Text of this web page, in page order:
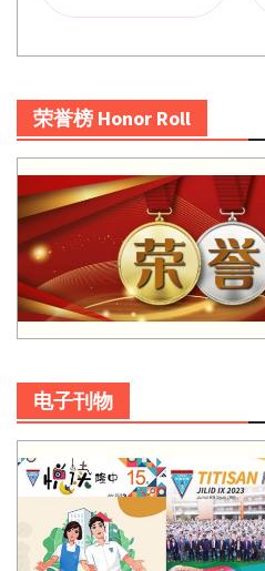
荣誉榜 Honor Roll
电子刊物